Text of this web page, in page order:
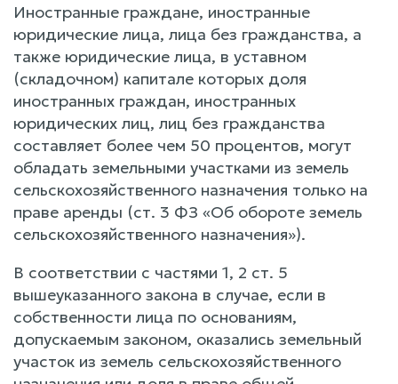
Иностранные граждане, иностранные
юридические лица, лица без гражданства, а
также юридические лица, в уставном
(складочном) капитале которых доля
иностранных граждан, иностранных
юридических лиц, лиц без гражданства
составляет более чем 50 процентов, могут
обладать земельными участками из земель
сельскохозяйственного назначения только на
праве аренды (ст. 3 ФЗ «Об обороте земель
сельскохозяйственного назначения»).
В соответствии с частями 1, 2 ст. 5
вышеуказанного закона в случае, если в
собственности лица по основаниям,
допускаемым законом, оказались земельный
участок из земель сельскохозяйственного